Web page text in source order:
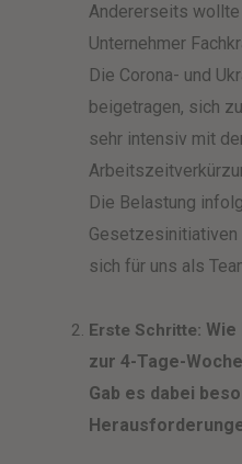
Andererseits
Unternehmer
Die Corona- und
beigetragen, sich
sehr intensiv mit
Die Belastung
Gesetzesinitiativen
sich für uns als
Erste Schritte: Wie
zur 4-Tage-
Gab es dabei